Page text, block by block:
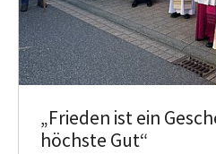
„Frieden ist ein
höchste Gut“